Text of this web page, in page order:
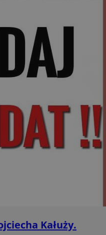
Kałuży.